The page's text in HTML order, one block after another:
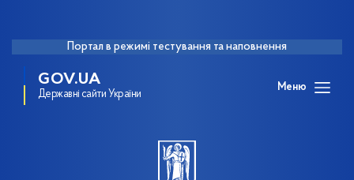
Портал в режимі тестування та наповнення
GOV.UA
Державні сайти України
Меню